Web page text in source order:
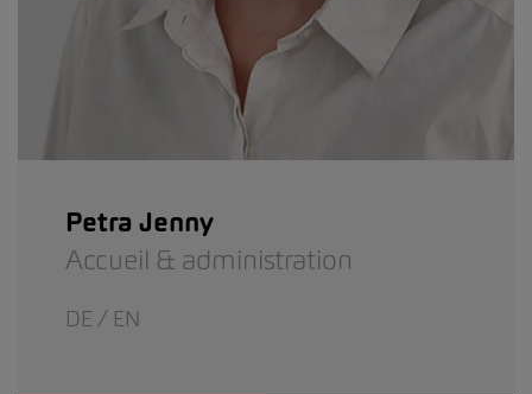
Petra Jenny
Accueil & administration
DE / EN